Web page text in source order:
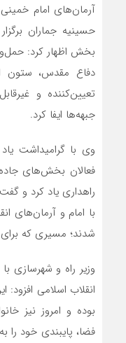
آرمان‌های امام
حسینیه جماران
بخش اظهار کرد:
دفاع مقدس، ستون
تعیین‌کننده و
جبهه‌ها ایفا کرد.
وی با گرامیداشت
فعالان بخش‌های
راهداری یاد کرد و
با امام و آرمان‌های
شدند؛ مسیری که
وزیر راه و شهرسازی
انقلاب اسلامی افزود:
بوده و امروز نیز
فضا، پایبندی خود را